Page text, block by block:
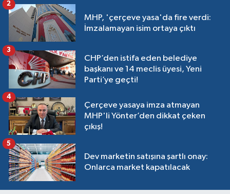
MHP, 'çerçeve yasa'da fire verdi:
İmzalamayan isim ortaya çıktı
2
CHP’den istifa eden belediye
başkanı ve 14 meclis üyesi, Yeni
Parti’ye geçti!
3
Çerçeve yasaya imza atmayan
MHP'li Yönter’den dikkat çeken
çıkış!
4
Dev marketin satışına şartlı onay:
Onlarca market kapatılacak
5